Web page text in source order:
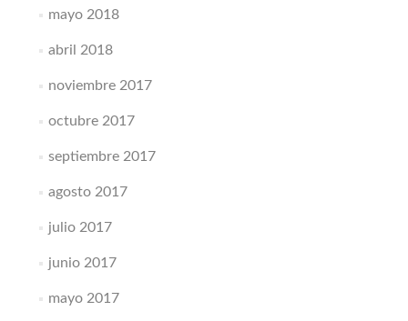
mayo 2018
abril 2018
noviembre 2017
octubre 2017
septiembre 2017
agosto 2017
julio 2017
junio 2017
mayo 2017